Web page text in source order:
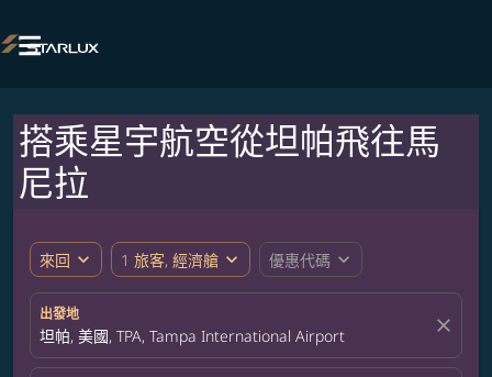

搭乘星宇航空從坦帕飛往馬
尼拉
來回 expand_more 1 旅客, 經濟艙 expand_more 優惠代碼 expand_more
出發地
坦帕, 美國, TPA, Tampa International Airport close